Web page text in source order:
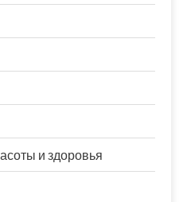
и здоровья